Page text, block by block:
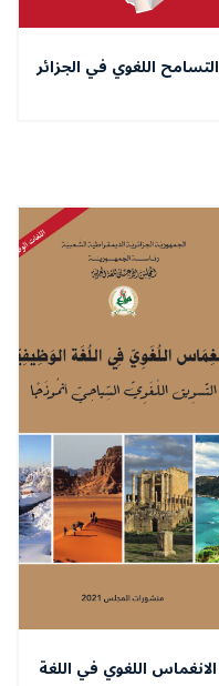
التسامح اللغوي في الجزائر
الانغماس اللغوي في اللغة